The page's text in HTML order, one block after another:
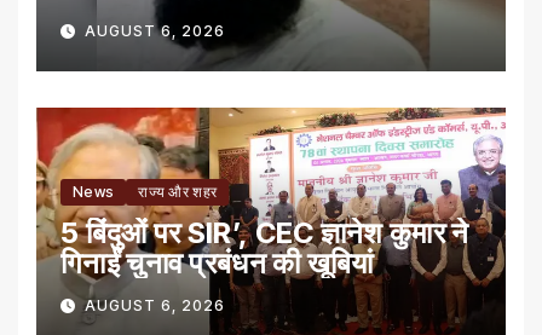
AUGUST 6, 2026
News राज्य और शहर
5 बिंदुओं पर SIR’, CEC ज्ञानेश कुमार ने
गिनाईं चुनाव प्रबंधन की खूबियां
AUGUST 6, 2026